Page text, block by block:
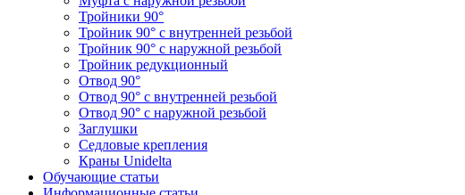
Тройники 90°
Тройник 90° с внутренней резьбой
Тройник 90° с наружной резьбой
Тройник редукционный
Отвод 90°
Отвод 90° с внутренней резьбой
Отвод 90° с наружной резьбой
Заглушки
Седловые крепления
Краны Unidelta
Обучающие статьи